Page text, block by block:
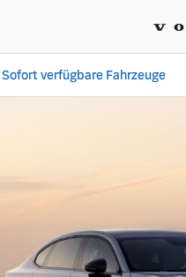
Sofort verfügbare Fahrzeuge